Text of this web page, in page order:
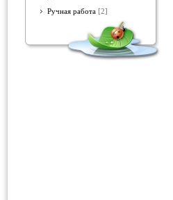
Ручная работа [2]